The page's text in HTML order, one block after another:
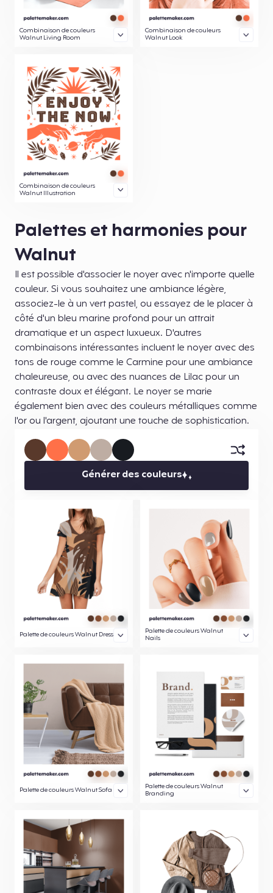
Combinaison de couleurs
Walnut Living Room
Combinaison de couleurs
Walnut Look
Combinaison de couleurs
Walnut Illustration
Palettes et harmonies pour
Walnut
Il est possible d'associer le noyer avec n'importe quelle
couleur. Si vous souhaitez une ambiance légère,
associez-le à un vert pastel, ou essayez de le placer à
côté d'un bleu marine profond pour un attrait
dramatique et un aspect luxueux. D'autres
combinaisons intéressantes incluent le noyer avec des
tons de rouge comme le Carmine pour une ambiance
chaleureuse, ou avec des nuances de Lilac pour un
contraste doux et élégant. Le noyer se marie
également bien avec des couleurs métalliques comme
l'or ou l'argent, ajoutant une touche de sophistication.
Générer des couleurs
Palette de couleurs Walnut Dress
Palette de couleurs Walnut
Nails
Palette de couleurs Walnut Sofa
Palette de couleurs Walnut
Branding